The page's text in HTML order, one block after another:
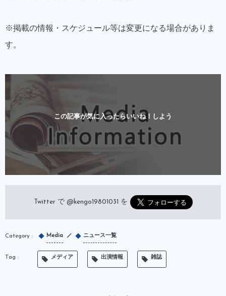
※掲載の情報・スケジュール等は変更になる場合がありま
す。
この記事が気に入ったらいいね！しよう
Twitter で @kengo19801031 を
Media ニュース一覧
メディア 出演情報 雑誌